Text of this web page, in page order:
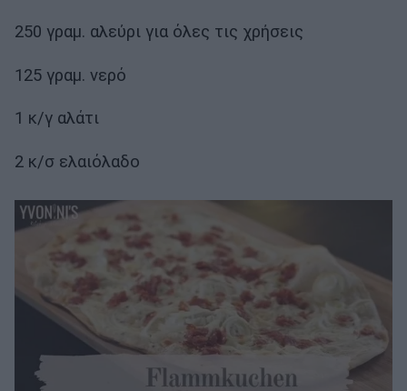
250 γραμ. αλεύρι για όλες τις χρήσεις
125 γραμ. νερό
1 κ/γ αλάτι
2 κ/σ ελαιόλαδο